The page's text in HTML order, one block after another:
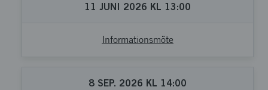
11 JUNI 2026 KL 13:00
Informationsmöte
8 SEP. 2026 KL 14:00